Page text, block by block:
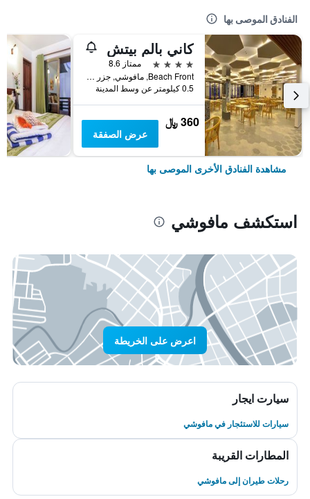
الفنادق الموصى بها
كاني بالم بيتش
4 نجوم
ممتاز 8.6
Beach Front, مافوشي, جزر المالديف
0.5 كيلومتر عن وسط المدينة
360 ﷼
عرض الصفقة
مشاهدة الفنادق الأخرى الموصى بها
استكشف مافوشي
اعرض على الخريطة
سيارت ايجار
سيارات للاستئجار في مافوشي
المطارات القريبة
رحلات طيران إلى مافوشي